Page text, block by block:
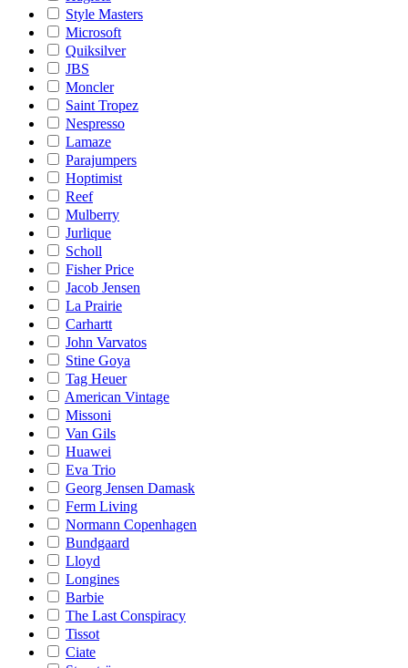
Style Masters
Microsoft
Quiksilver
JBS
Moncler
Saint Tropez
Nespresso
Lamaze
Parajumpers
Hoptimist
Reef
Mulberry
Jurlique
Scholl
Fisher Price
Jacob Jensen
La Prairie
Carhartt
John Varvatos
Stine Goya
Tag Heuer
American Vintage
Missoni
Van Gils
Huawei
Eva Trio
Georg Jensen Damask
Ferm Living
Normann Copenhagen
Bundgaard
Lloyd
Longines
Barbie
The Last Conspiracy
Tissot
Ciate